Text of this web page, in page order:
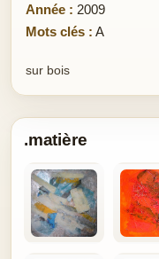
Année : 2009
Mots clés : A
sur bois
.matière